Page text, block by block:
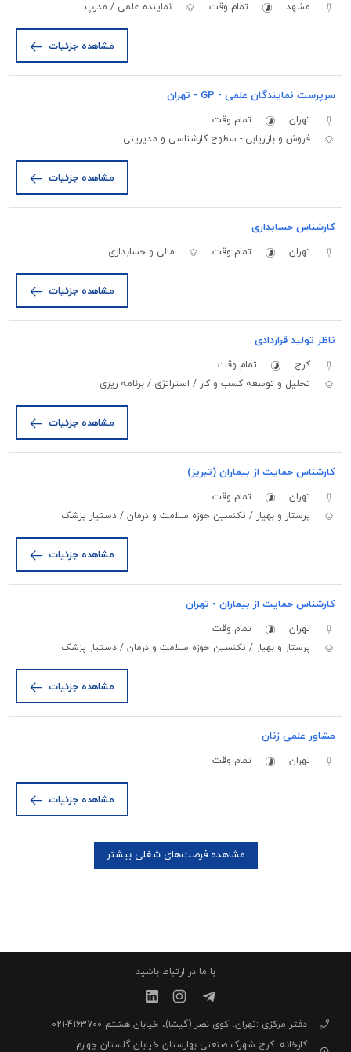
مشهد تمام وقت نماینده علمی / مدرپ
مشاهده جزئیات
سرپرست نمایندگان علمی - GP - تهران
تهران
تمام وقت
فروش و بازاریابی - سطوح کارشناسی و مدیریتی
مشاهده جزئیات
کارشناس حسابداری
تهران تمام وقت مالی و حسابداری
مشاهده جزئیات
ناظر تولید قراردادی
کرج
تمام وقت
تحلیل و توسعه کسب و کار / استراتژی / برنامه ریزی
مشاهده جزئیات
کارشناس حمایت از بیماران (تبریز)
تهران
تمام وقت
پرستار و بهیار / تکنسین حوزه سلامت و درمان / دستیار پزشک
مشاهده جزئیات
کارشناس حمایت از بیماران - تهران
تهران
تمام وقت
پرستار و بهیار / تکنسین حوزه سلامت و درمان / دستیار پزشک
مشاهده جزئیات
مشاور علمی زنان
تهران تمام وقت
مشاهده جزئیات
مشاهده فرصت‌های شغلی بیشتر
با ما در ارتباط باشید
دفتر مرکزی :تهران، کوی نصر (گیشا)، خیابان هشتم 4163700-021
کارخانه: کرج شهرک صنعتی بهارستان خیابان گلستان چهارم